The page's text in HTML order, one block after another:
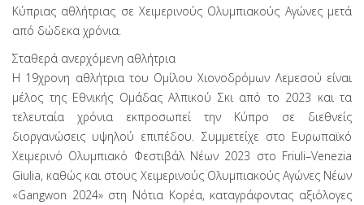
Κύπριας αθλήτριας σε Χειμερινούς Ολυμπιακούς Αγώνες μετά
από δώδεκα χρόνια.
Σταθερά ανερχόμενη αθλήτρια
Η 19χρονη αθλήτρια του Ομίλου Χιονοδρόμων Λεμεσού είναι
μέλος της Εθνικής Ομάδας Αλπικού Σκι από το 2023 και τα
τελευταία χρόνια εκπροσωπεί την Κύπρο σε διεθνείς
διοργανώσεις υψηλού επιπέδου. Συμμετείχε στο Ευρωπαϊκό
Χειμερινό Ολυμπιακό Φεστιβάλ Νέων 2023 στο Friuli–Venezia
Giulia, καθώς και στους Χειμερινούς Ολυμπιακούς Αγώνες Νέων
«Gangwon 2024» στη Νότια Κορέα, καταγράφοντας αξιόλογες